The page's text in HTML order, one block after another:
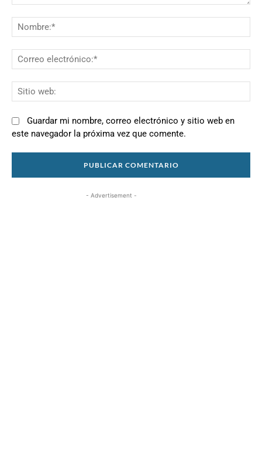
Guardar mi nombre, correo electrónico y sitio web en
este navegador la próxima vez que comente.
- Advertisement -